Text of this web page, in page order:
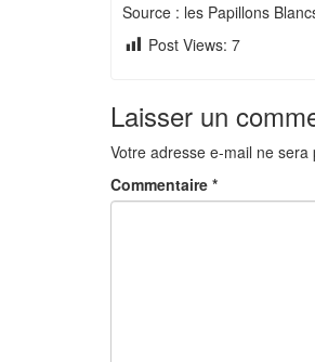
Source : les Papillons
Post Views: 7
Laisser un
Votre adresse e-mail ne sera
Commentaire *